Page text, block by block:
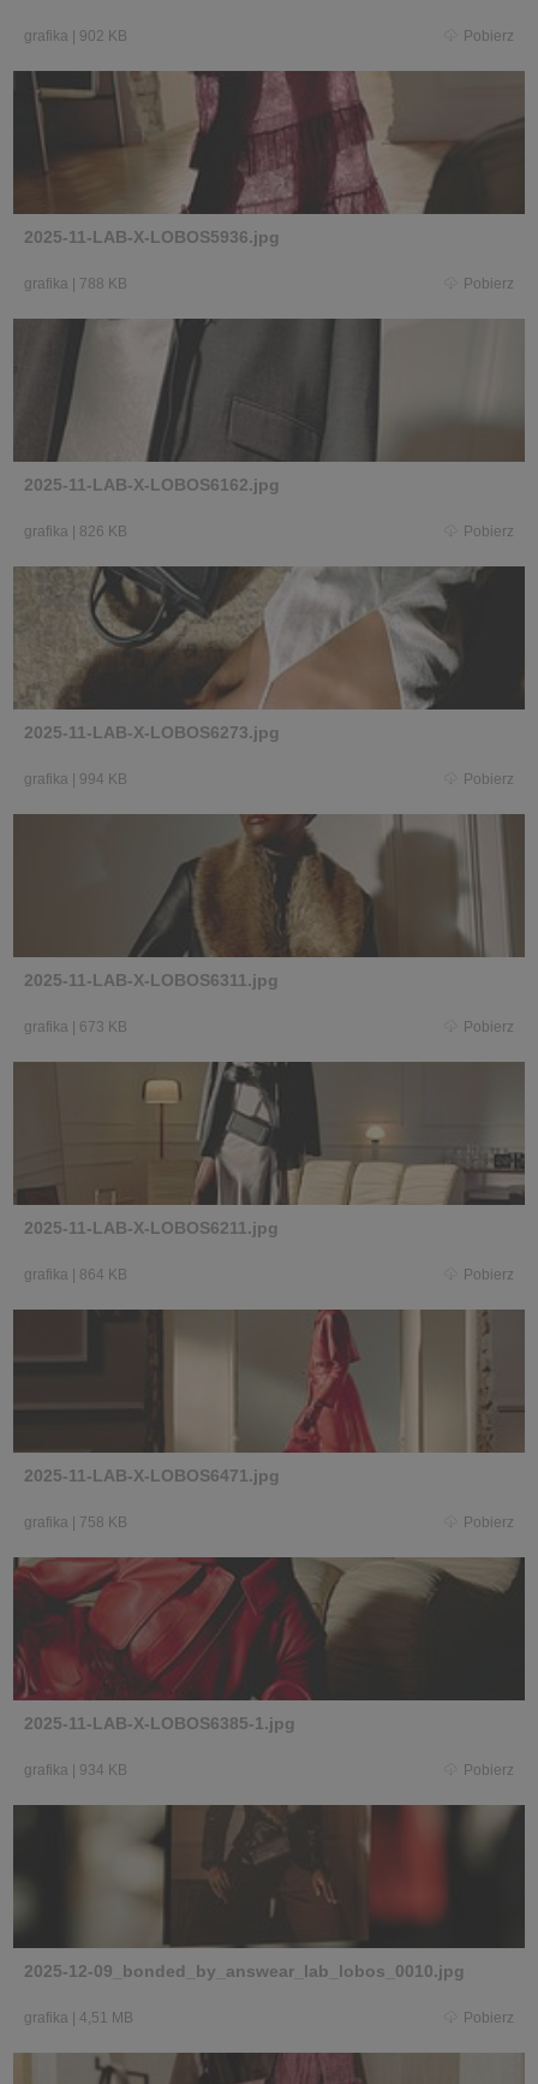
grafika 902 KB Pobierz
2025-11-LAB-X-LOBOS5936.jpg
grafika 788 KB Pobierz
2025-11-LAB-X-LOBOS6162.jpg
grafika 826 KB Pobierz
2025-11-LAB-X-LOBOS6273.jpg
grafika 994 KB Pobierz
2025-11-LAB-X-LOBOS6311.jpg
grafika 673 KB Pobierz
2025-11-LAB-X-LOBOS6211.jpg
grafika 864 KB Pobierz
2025-11-LAB-X-LOBOS6471.jpg
grafika 758 KB Pobierz
2025-11-LAB-X-LOBOS6385-1.jpg
grafika 934 KB Pobierz
2025-12-09_bonded_by_answear_lab_lobos_0010.jpg
grafika 4,51 MB Pobierz